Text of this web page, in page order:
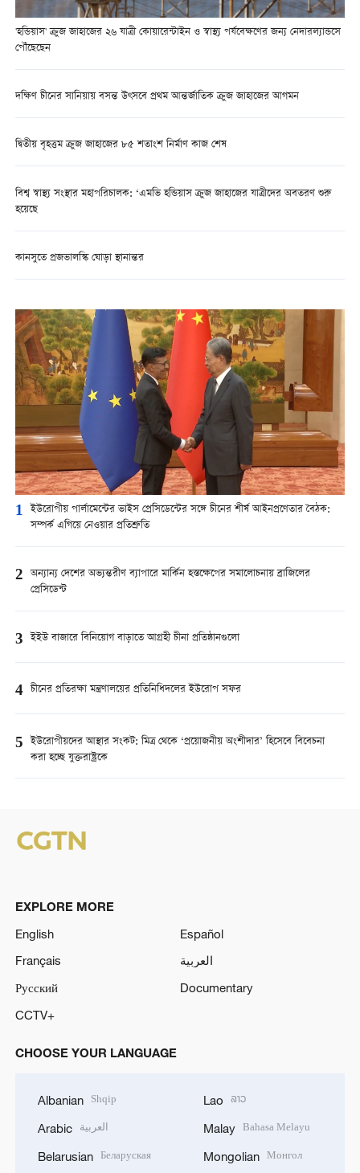
'হন্ডিয়াস' ক্রুজ জাহাজের ২৬ যাত্রী কোয়ারেন্টাইন ও স্বাস্থ্য পর্যবেক্ষণের জন্য নেদারল্যান্ডসে
পৌঁছেছেন
দক্ষিণ চীনের সানিয়ায় বসন্ত উৎসবে প্রথম আন্তর্জাতিক ক্রুজ জাহাজের আগমন
দ্বিতীয় বৃহত্তম ক্রুজ জাহাজের ৮৫ শতাংশ নির্মাণ কাজ শেষ
বিশ্ব স্বাস্থ্য সংস্থার মহাপরিচালক: ‘এমভি হন্ডিয়াস ক্রুজ জাহাজের যাত্রীদের অবতরণ শুরু
হয়েছে
কানসুতে প্রজভালস্কি ঘোড়া স্থানান্তর
1 ইউরোপীয় পার্লামেন্টের ভাইস প্রেসিডেন্টের সঙ্গে চীনের শীর্ষ আইনপ্রণেতার বৈঠক:
সম্পর্ক এগিয়ে নেওয়ার প্রতিশ্রুতি
2 অন্যান্য দেশের অভ্যন্তরীণ ব্যাপারে মার্কিন হস্তক্ষেপের সমালোচনায় ব্রাজিলের
প্রেসিডেন্ট
3 ইইউ বাজারে বিনিয়োগ বাড়াতে আগ্রহী চীনা প্রতিষ্ঠানগুলো
4 চীনের প্রতিরক্ষা মন্ত্রণালয়ের প্রতিনিধিদলের ইউরোপ সফর
5 ইউরোপীয়দের আস্থার সংকট: মিত্র থেকে ‘প্রয়োজনীয় অংশীদার’ হিসেবে বিবেচনা
করা হচ্ছে যুক্তরাষ্ট্রকে
EXPLORE MORE
English
Español
Français
العربية
Русский
Documentary
CCTV+
CHOOSE YOUR LANGUAGE
Albanian Shqip
Arabic العربية
Belarusian Беларуская
Lao ລາວ
Malay Bahasa Melayu
Mongolian Монгол